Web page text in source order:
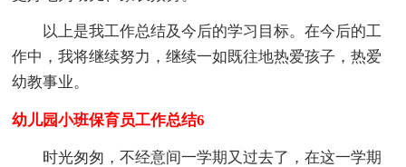
以上是我工作总结及今后的学习目标。在今后的工
作中，我将继续努力，继续一如既往地热爱孩子，热爱
幼教事业。
幼儿园小班保育员工作总结6
时光匆匆，不经意间一学期又过去了，在这一学期